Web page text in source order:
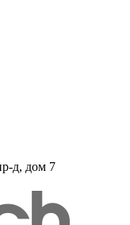
д, дом 7